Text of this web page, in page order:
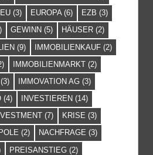
EU (3) EUROPA(6) EZB (3)
GEWINN (5) HÄUSER (2)
(9) IMMOBILIENKAUF (2)
IMMOBILIENMARKT (2)
(3) IMMOVATION AG (3)
(4) INVESTIEREN (14)
(7) KRISE (3)
(2) NACHFRAGE (3)
PREISANSTIEG (2)